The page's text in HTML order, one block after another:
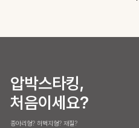
압박스타킹,
처음이세요?
종아리형? 허벅지형? 재질?